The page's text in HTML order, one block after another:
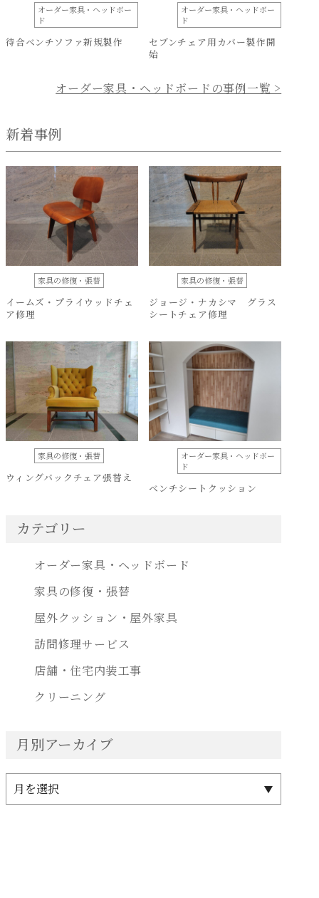
オーダー家具・ヘッドボー
ド
待合ベンチソファ新規製作
オーダー家具・ヘッドボー
ド
セブンチェア用カバー製作開
始
オーダー家具・ヘッドボードの事例一覧 >
新着事例
家具の修復・張替
イームズ・プライウッドチェ
ア修理
家具の修復・張替
ジョージ・ナカシマ グラス
シートチェア修理
家具の修復・張替
ウィングバックチェア張替え
オーダー家具・ヘッドボー
ド
ベンチシートクッション
カテゴリー
オーダー家具・ヘッドボード
家具の修復・張替
屋外クッション・屋外家具
訪問修理サービス
店舗・住宅内装工事
クリーニング
月別アーカイブ